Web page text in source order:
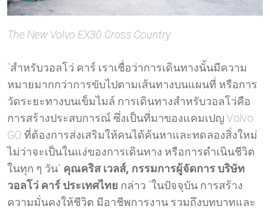
The New Volvo EX30 Cross Country
“สำหรับวอลโว่ คาร์ เราเชื่อว่าการเดินทางนั้นมีความ
หมายมากกว่าการขับไปตามเส้นทางบนแผนที่ หรือการ
วัดระยะทางบนเข็มไมล์ การเดินทางสำหรับวอลโว่คือ
การสร้างประสบการณ์ ซึ่งเป็นที่มาของแคมเปญ Volvo
GO ที่ต้องการส่งเสริมให้คนได้ค้นหาและทดลองสิ่งใหม่
ไม่ว่าจะเป็นในแง่ของการเดินทาง หรือการดำเนินชีวิต
ในทุก ๆ วัน” คุณคริส เวลส์, กรรมการผู้จัดการ บริษัท
วอลโว่ คาร์ ประเทศไทย กล่าว “ในปัจจุบัน การสร้าง
ความมั่นคงให้ชีวิต มีอาชีพการงาน รวมถึงบทบาทและ